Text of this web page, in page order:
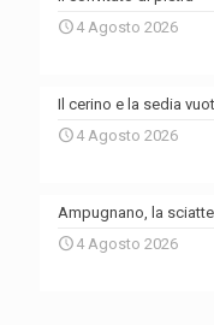
4 Agosto 2026
Il cerino e la sedia
4 Agosto 2026
Ampugnano, la
4 Agosto 2026